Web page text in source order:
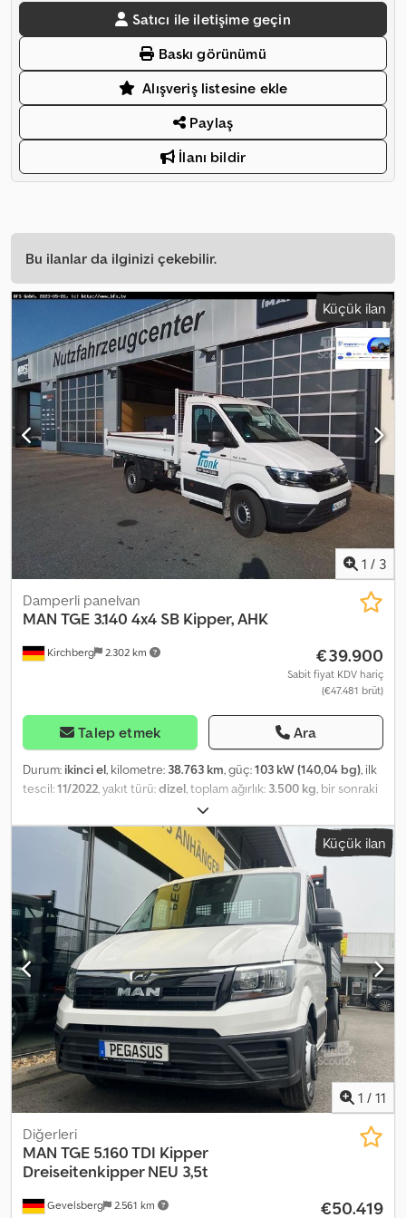
Satıcı ile iletişime geçin
Baskı görünümü
Alışveriş listesine ekle
Paylaş
İlanı bildir
Bu ilanlar da ilginizi çekebilir.
Küçük ilan
1 / 3
Kirchberg 2.302 km
Damperli panelvan
MAN TGE 3.140 4x4 SB Kipper, AHK
€39.900
Sabit fiyat KDV hariç
(€47.481 brüt)
Talep etmek Ara
Durum: ikinci el, kilometre: 38.763 km, güç:103 kW (140,04 bg), ilk
tescil:11/2022 , yakıt türü:dizel , toplam ağırlık: 3.500 kg , bir sonraki
, vites türü:
Donanım:klima, merkezi kilitleme, 3 yönlü damperli kamyon / dört
tekerlekten çekiş Dksdpfx Asy Hfacsmgjr
Küçük ilan
1 / 11
Gevelsberg 2.561 km
Diğerleri
MAN TGE 5.160 TDI Kipper
Dreiseitenkipper NEU 3,5t
€50.419